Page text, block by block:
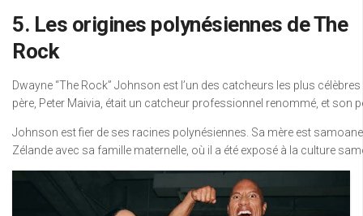
5. Les origines polynésiennes de The
Rock
Dwayne “The Rock” Johnson est l’un des catcheurs les plus
père, Peter Maivia, était un catcheur professionnel renommé, et son
Johnson est fier de ses racines polynésiennes. Sa mère est
Zélande avec sa famille maternelle, où il a été exposé à la culture